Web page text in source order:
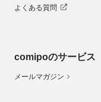
よくある質問
comipoのサービス
メールマガジン